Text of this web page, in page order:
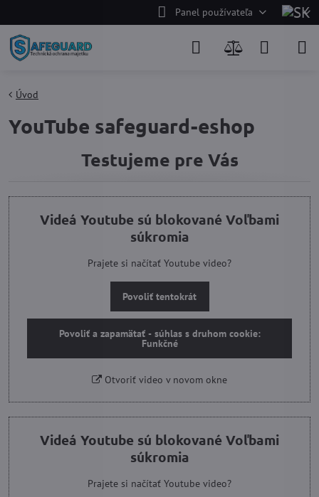
Panel používateľa
Úvod
YouTube safeguard-eshop
Testujeme pre Vás
Videá Youtube sú blokované Voľbami
súkromia
Prajete si načítať Youtube video?
Povoliť tentokrát
Povoliť a zapamätať - súhlas s druhom cookie:
Funkčné
Otvoriť video v novom okne
Videá Youtube sú blokované Voľbami
súkromia
Prajete si načítať Youtube video?